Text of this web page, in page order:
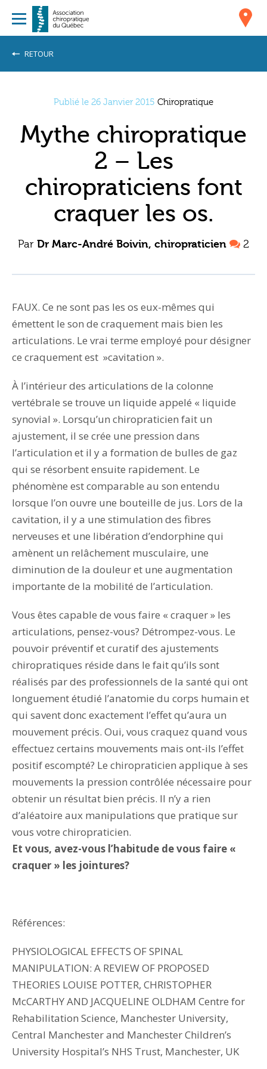
RETOUR
Publié le 26 Janvier 2015 Chiropratique
Mythe chiropratique
2 – Les
chiropraticiens font
craquer les os.
Par Dr Marc-André Boivin, chiropraticien 2
FAUX. Ce ne sont pas les os eux-mêmes qui
émettent le son de craquement mais bien les
articulations. Le vrai terme employé pour désigner
ce craquement est »cavitation ».
À l’intérieur des articulations de la colonne
vertébrale se trouve un liquide appelé « liquide
synovial ». Lorsqu’un chiropraticien fait un
ajustement, il se crée une pression dans
l’articulation et il y a formation de bulles de gaz
qui se résorbent ensuite rapidement. Le
phénomène est comparable au son entendu
lorsque l’on ouvre une bouteille de jus. Lors de la
cavitation, il y a une stimulation des fibres
nerveuses et une libération d’endorphine qui
amènent un relâchement musculaire, une
diminution de la douleur et une augmentation
importante de la mobilité de l’articulation.
Vous êtes capable de vous faire « craquer » les
articulations, pensez-vous? Détrompez-vous. Le
pouvoir préventif et curatif des ajustements
chiropratiques réside dans le fait qu’ils sont
réalisés par des professionnels de la santé qui ont
longuement étudié l’anatomie du corps humain et
qui savent donc exactement l’effet qu’aura un
mouvement précis. Oui, vous craquez quand vous
effectuez certains mouvements mais ont-ils l’effet
positif escompté? Le chiropraticien applique à ses
mouvements la pression contrôlée nécessaire pour
obtenir un résultat bien précis. Il n’y a rien
d’aléatoire aux manipulations que pratique sur
vous votre chiropraticien.
Et vous, avez-vous l’habitude de vous faire «
craquer » les jointures?
Références:
PHYSIOLOGICAL EFFECTS OF SPINAL
MANIPULATION: A REVIEW OF PROPOSED
THEORIES LOUISE POTTER, CHRISTOPHER
McCARTHY AND JACQUELINE OLDHAM Centre for
Rehabilitation Science, Manchester University,
Central Manchester and Manchester Children’s
University Hospital’s NHS Trust, Manchester, UK